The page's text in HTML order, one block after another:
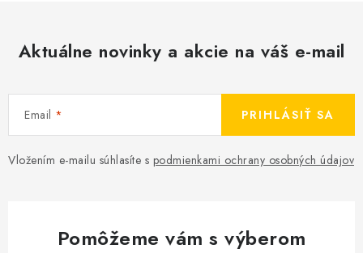
Aktuálne novinky a akcie na váš e-mail
Email
Vložením e-mailu súhlasíte s podmienkami ochrany osobných údajov
PRIHLÁSIŤ SA
Pomôžeme vám s výberom